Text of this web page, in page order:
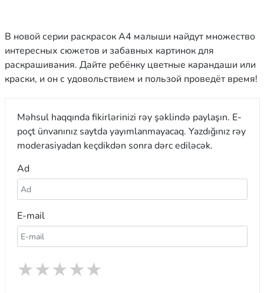
В новой серии раскрасок А4 малыши найдут множество
интересных сюжетов и забавных картинок для
раскрашивания. Дайте ребёнку цветные карандаши или
краски, и он с удовольствием и пользой проведёт время!
Məhsul haqqında fikirlərinizi rəy şəklində paylaşın. E-
poçt ünvanınız saytda yayımlanmayacaq. Yazdığınız rəy
moderasiyadan keçdikdən sonra dərc ediləcək.
Ad
E-mail
★
★
★
★
★